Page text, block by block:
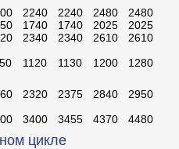
2240 2240 2480
2480
1740 1740 2025
2025
2340 2340 2610
2610
1120 1130 1200
1280
2320 2375 2840
2950
3400 3455 4370 4480
цикле